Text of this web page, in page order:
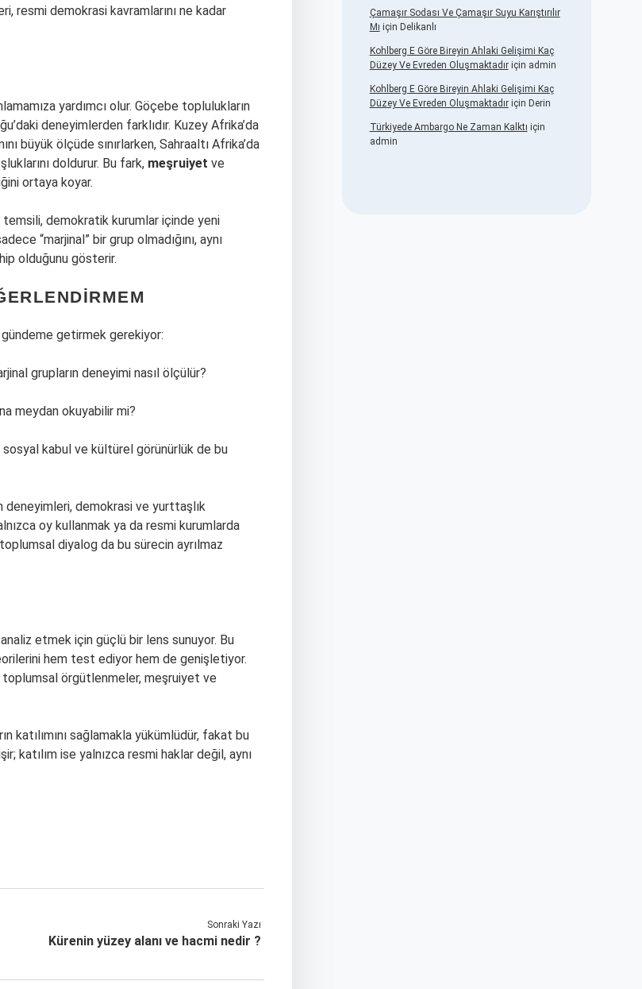
resmi demokrasi kavramlarını ne kadar
yardımcı olur. Göçebe toplulukların
deneyimlerden farklıdır. Kuzey Afrika’da
büyük ölçüde sınırlarken, Sahraaltı Afrika’da
doldurur. Bu fark, meşruiyet ve
ortaya koyar.
temsili, demokratik kurumlar içinde yeni
“marjinal” bir grup olmadığını, aynı
olduğunu gösterir.
getirmek gerekiyor:
grupların deneyimi nasıl ölçülür?
meydan okuyabilir mi?
sosyal kabul ve kültürel görünürlük de bu
demokrasi ve yurttaşlık
oy kullanmak ya da resmi kurumlarda
diyalog da bu sürecin ayrılmaz
etmek için güçlü bir lens sunuyor. Bu
hem test ediyor hem de genişletiyor.
toplumsal örgütlenmeler, meşruiyet ve
katılımını sağlamakla yükümlüdür, fakat bu
katılım ise yalnızca resmi haklar değil, aynı
Sonraki Yazı
Kürenin yüzey alanı ve hacmi nedir ?
Çamaşır Sodası Ve Çamaşır Suyu Karıştırılır
Mı için Delikanlı
Kohlberg E Göre Bireyin Ahlaki Gelişimi Kaç
Düzey Ve Evreden Oluşmaktadıriçin admin
Kohlberg E Göre Bireyin Ahlaki Gelişimi Kaç
Düzey Ve Evreden Oluşmaktadıriçin Derin
Türkiyede Ambargo Ne Zaman Kalktı için
admin